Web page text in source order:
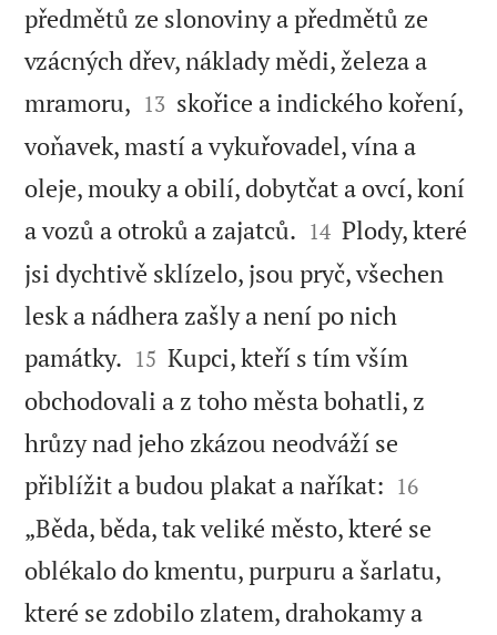
předmětů ze slonoviny a předmětů ze
vzácných dřev, náklady mědi, železa a
mramoru, 

13 skořice a indického koření,
voňavek, mastí a vykuřovadel, vína a
oleje, mouky a obilí, dobytčat a ovcí, koní
a vozů a otroků a zajatců. 

14 Plody, které
jsi dychtivě sklízelo, jsou pryč, všechen
lesk a nádhera zašly a není po nich
památky. 

15 Kupci, kteří s tím vším
obchodovali a z toho města bohatli, z
hrůzy nad jeho zkázou neodváží se
přiblížit a budou plakat a naříkat: 

16
„Běda, běda, tak veliké město, které se
oblékalo do kmentu, purpuru a šarlatu,
které se zdobilo zlatem, drahokamy a